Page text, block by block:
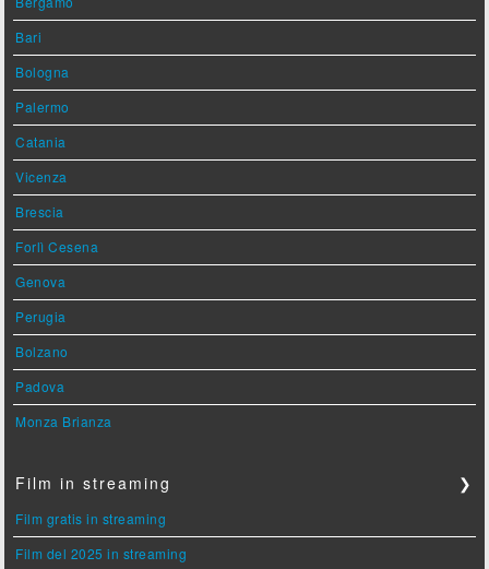
Bari
Bologna
Palermo
Catania
Vicenza
Brescia
Forlì Cesena
Genova
Perugia
Bolzano
Padova
Monza Brianza
Film in streaming ❯
Film gratis in streaming
Film del 2025 in streaming